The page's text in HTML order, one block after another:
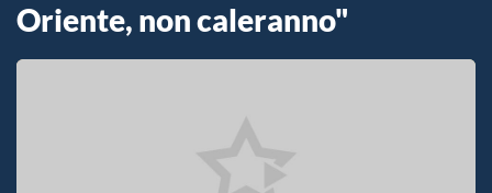
Oriente, non caleranno"